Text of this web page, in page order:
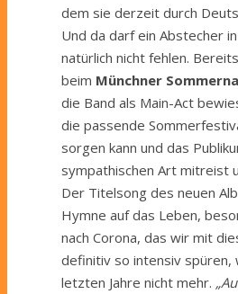
dem sie derzeit durch
Und da darf ein Abstecher
natürlich nicht fehlen.
beim Münchner
die Band als Main-Act
die passende
sorgen kann und das
sympathischen Art mitreist
Der Titelsong des neuen
Hymne auf das Leben,
nach Corona, das wir mit
definitiv so intensiv spüren,
letzten Jahre nicht mehr.